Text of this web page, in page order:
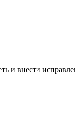
внести